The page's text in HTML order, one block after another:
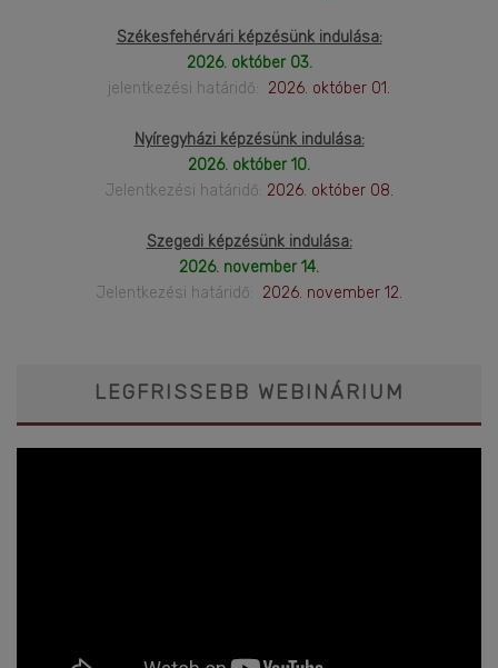
Székesfehérvári képzésünk indulása:
2026. október 03.
jelentkezési határidő: 2026. október 01.
Nyíregyházi képzésünk indulása:
2026. október 10.
Jelentkezési határidő: 2026. október 08.
Szegedi képzésünk indulása:
2026. november 14.
Jelentkezési határidő: 2026. november 12.
LEGFRISSEBB WEBINÁRIUM